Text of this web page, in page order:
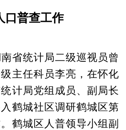
口普查工作
南省统计局二级巡视员曾
主任科员李亮，在怀化
计局党组成员、副局长
鹤城社区调研鹤城区第
鹤城区人普领导小组副